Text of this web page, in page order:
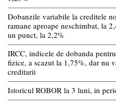
Dobanzile variabile la creditele
ramane aproape neschimbat, la
un punct, la 2,2%
IRCC, indicele de dobanda
fizice, a scazut la 1,75%, dar nu
creditarii
Istoricul ROBOR la 3 luni, in